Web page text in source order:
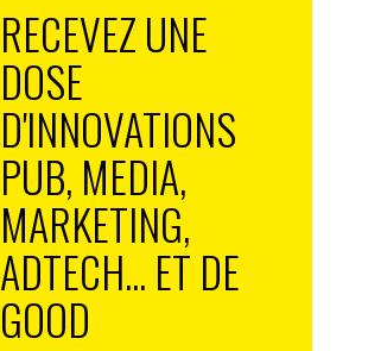
RECEVEZ UNE
DOSE
D'INNOVATIONS
PUB, MEDIA,
MARKETING,
ADTECH... ET DE
GOOD